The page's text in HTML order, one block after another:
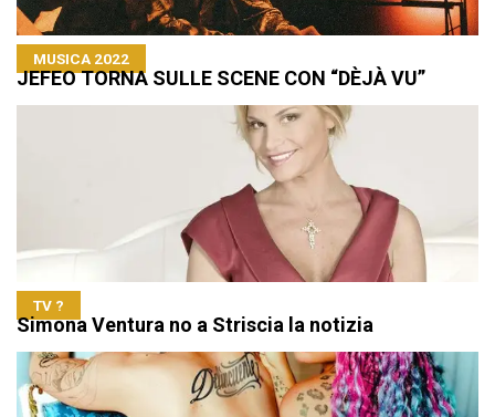
MUSICA 2022
JEFEO TORNA SULLE SCENE CON “DÈJÀ VU”
TV ?
Simona Ventura no a Striscia la notizia